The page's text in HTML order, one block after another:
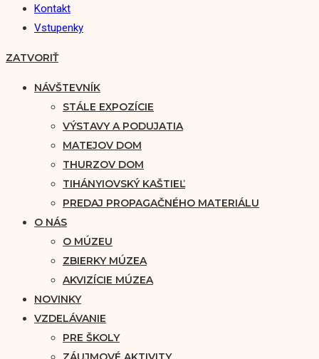
Kontakt
Vstupenky
ZATVORIŤ
NÁVŠTEVNÍK
STÁLE EXPOZÍCIE
VÝSTAVY A PODUJATIA
MATEJOV DOM
THURZOV DOM
TIHÁNYIOVSKÝ KAŠTIEĽ
PREDAJ PROPAGAČNÉHO MATERIÁLU
O NÁS
O MÚZEU
ZBIERKY MÚZEA
AKVIZÍCIE MÚZEA
NOVINKY
VZDELÁVANIE
PRE ŠKOLY